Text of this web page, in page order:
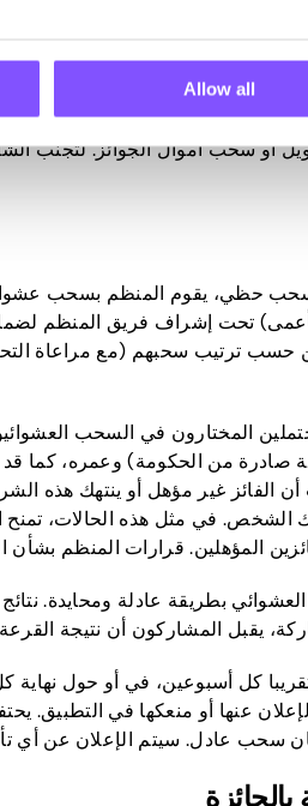
Allow all
في كل جولة في التحديثات
الرسوم (إن وجدت) التي قد تكون
الضرائب الخاصين بهم وهم
أو سحب أموال الجوائز. لتجنب
حظي، يقوم المنظم بسحب عشوائي
تحت إشراف فريق المنظم لضمان
للفائزين حسب ترتيب سحبهم (مع
المختارون في السحب
صادرة من الحكومة) وعمره، كما قد
الفائز غير مؤهل أو ينتهك هذه
في مثل هذه الحالات، تمنح
المؤهلين. قرارات المنظم بشأن
بطريقة عادلة ومحايدة.
يقبل المشاركون أن نتيجة القرعة
كل أسبوعين، في أو حول
عنها أو منعكها في
سحب عادل. سيتم الإعلان عن أي